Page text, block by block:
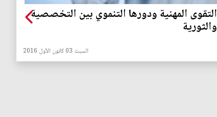
التقوى المهنية ودورها التنموي بين التخصصية
والثورية
السبت 03 كانون الأول 2016